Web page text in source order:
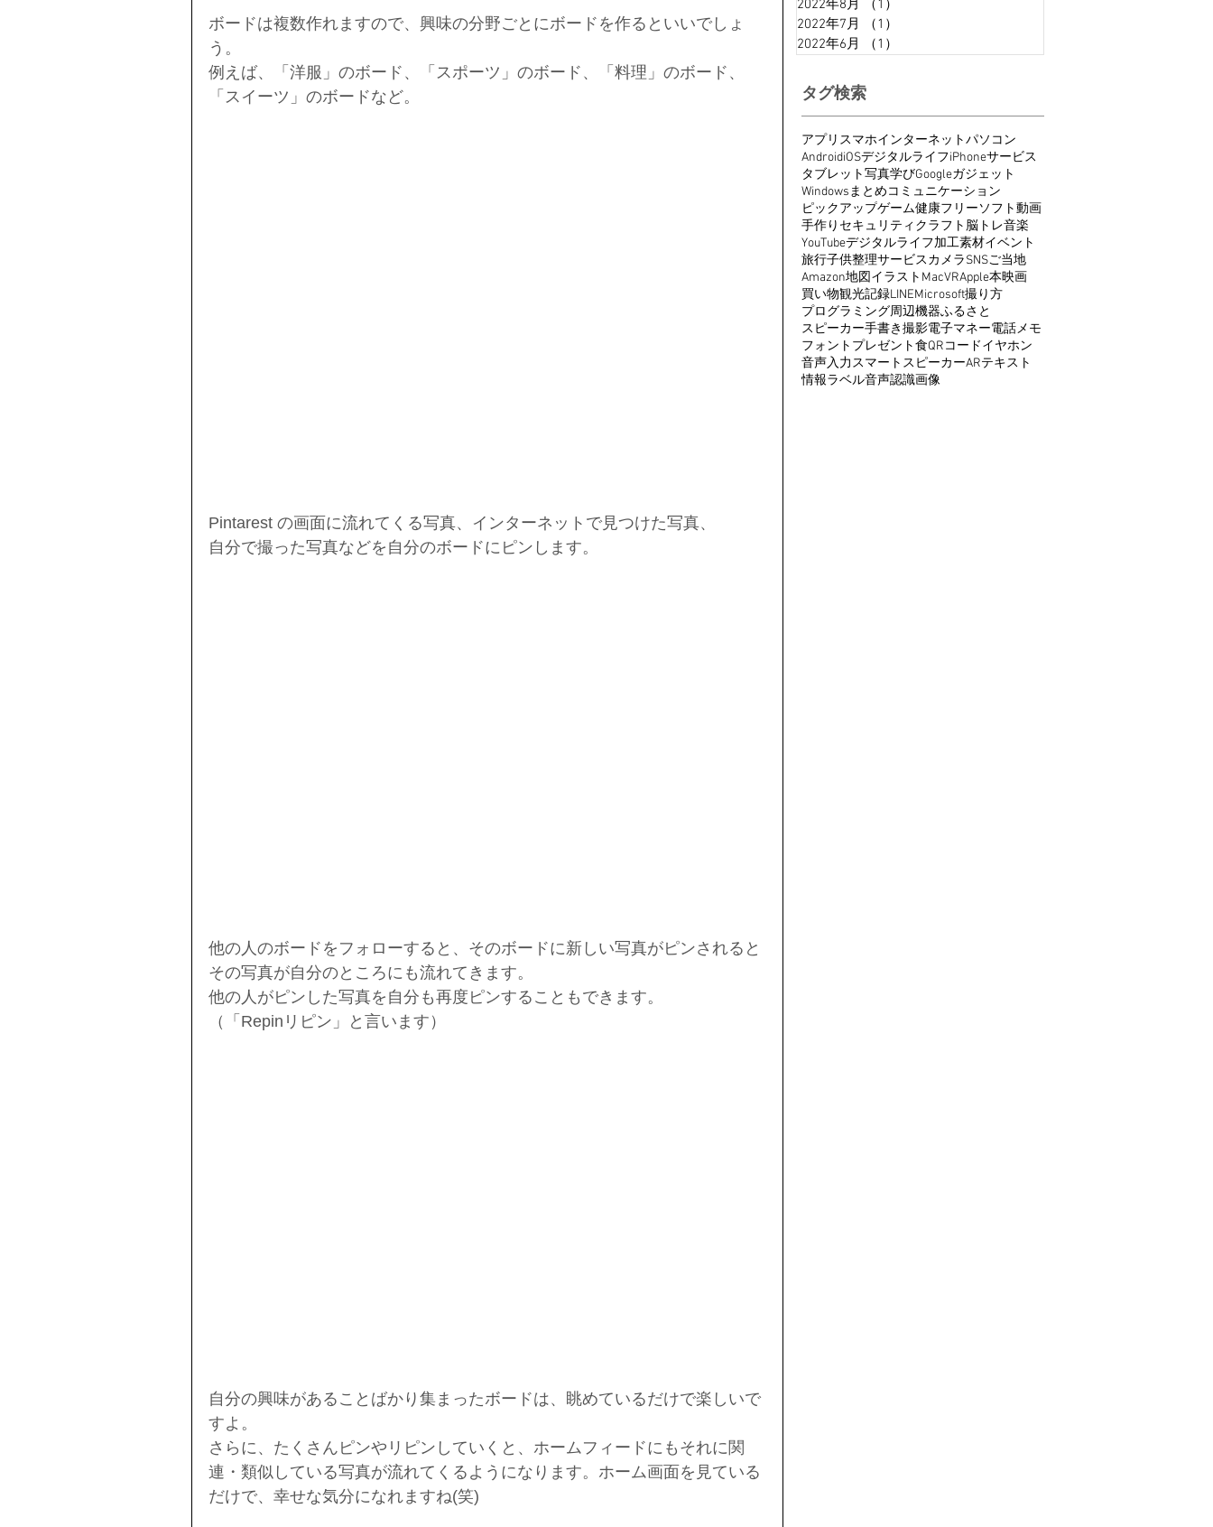
ボードは複数作れますので、興味の分野ごとにボードを作るといいでしょ
う。
例えば、「洋服」のボード、「スポーツ」のボード、「料理」のボード、
「スイーツ」のボードなど。
Pintarest の画面に流れてくる写真、インターネットで見つけた写真、
自分で撮った写真などを自分のボードにピンします。
他の人のボードをフォローすると、そのボードに新しい写真がピンされると
その写真が自分のところにも流れてきます。
他の人がピンした写真を自分も再度ピンすることもできます。
（「Repinリピン」と言います）
自分の興味があることばかり集まったボードは、眺めているだけで楽しいで
すよ。
さらに、たくさんピンやリピンしていくと、ホームフィードにもそれに関
連・類似している写真が流れてくるようになります。ホーム画面を見ている
だけで、幸せな気分になれますね(笑)
2022年8月
（1）
2022年7月
（1）
2022年6月
（1）
タグ検索
アプリ スマホインターネットパソコン
AndroidiOSデジタルライフiPhoneサービス
タブレット写真学びGoogleガジェット
Windowsまとめコミュニケーション
ピックアップゲーム健康フリーソフト動画
手作り セキュリティ クラフト脳トレ音楽
YouTubeデジタルライフ加工素材イベント
旅行子供整理サービスカメラSNSご当地
Amazon地図イラスト MacVRApple本映画
買い物観光記録LINEMicrosoft撮り方
プログラミング周辺機器ふるさと
スピーカー手書き撮影電子マネー電話メモ
フォント プレゼント食QRコードイヤホン
音声入力スマートスピーカーARテキスト
情報ラベル音声認識画像